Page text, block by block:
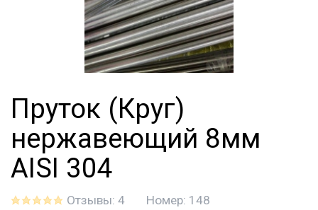
Пруток (Круг)
нержавеющий 8мм
AISI 304
Отзывы: 4 Номер: 148